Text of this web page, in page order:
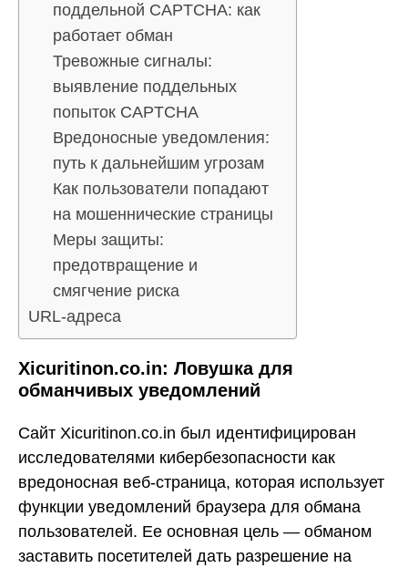
поддельной CAPTCHA: как
работает обман
Тревожные сигналы:
выявление поддельных
попыток CAPTCHA
Вредоносные уведомления:
путь к дальнейшим угрозам
Как пользователи попадают
на мошеннические страницы
Меры защиты:
предотвращение и
смягчение риска
URL-адреса
Xicuritinon.co.in: Ловушка для
обманчивых уведомлений
Сайт Xicuritinon.co.in был идентифицирован
исследователями кибербезопасности как
вредоносная веб-страница, которая использует
функции уведомлений браузера для обмана
пользователей. Ее основная цель — обманом
заставить посетителей дать разрешение на